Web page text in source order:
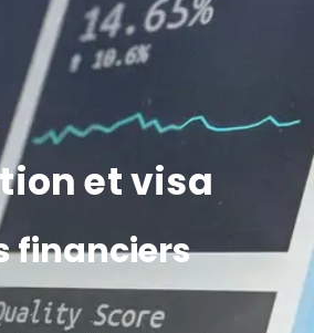
et visa
financiers